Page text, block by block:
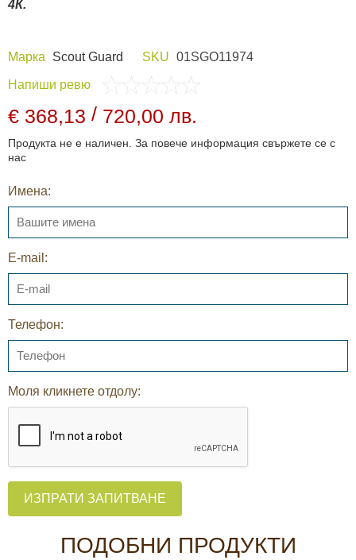
4К.
Марка Scout Guard SKU 01SGO11974
Напиши ревю
€ 368,13 / 720,00 лв.
Продукта не е наличен. За повече информация свържете се с
нас
Имена:
E-mail:
Телефон:
Моля кликнете отдолу:
ИЗПРАТИ ЗАПИТВАНЕ
ПОДОБНИ ПРОДУКТИ